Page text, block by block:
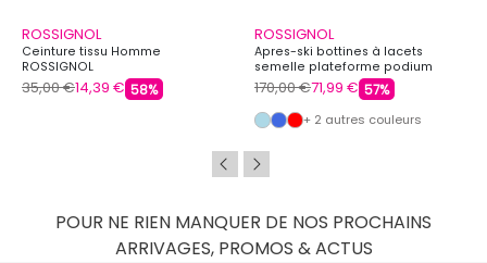
ROSSIGNOL
Ceinture tissu Homme
ROSSIGNOL
35,00 €14,39 € 58%
ROSSIGNOL
Apres-ski bottines à lacets
semelle plateforme podium
Mixte ROSSIGNOL
170,00 €71,99 € 57%
+ 2 autres couleurs
POUR NE RIEN MANQUER DE NOS PROCHAINS
ARRIVAGES, PROMOS & ACTUS